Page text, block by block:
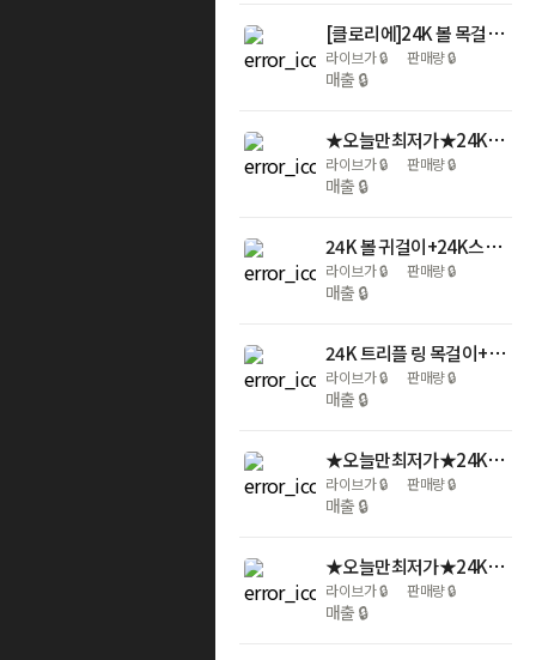
[클로리에]24K 볼 목걸이 3mm+24K스피넬팔찌+24K황금열쇠6개[리
라이브가🔒 판매량🔒
매출 🔒
★오늘만최저가★24K 99.99% 골드바 3.75g
라이브가🔒 판매량🔒
매출 🔒
24K 볼 귀걸이+24K스피넬팔찌+24K황금열쇠6개[리뷰]
라이브가🔒 판매량🔒
매출 🔒
24K 트리플 링 목걸이+24K스피넬팔찌+24K황금열쇠6개[리뷰]
라이브가🔒 판매량🔒
매출 🔒
★오늘만최저가★24K 99.99% 행운2달러 골드바 1g
라이브가🔒 판매량🔒
매출 🔒
★오늘만최저가★24K 99.99% 골드바 10g
라이브가🔒 판매량🔒
매출 🔒